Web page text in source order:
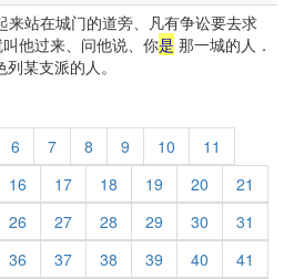
来站在城门的道旁、凡有争讼要去求
他过来、问他说、你是 那一城的人．
列某支派的人。
6 7 8 9 10
11
16 17 18 19 20
21
26 27 28 29 30
31
36 37 38 39 40
41